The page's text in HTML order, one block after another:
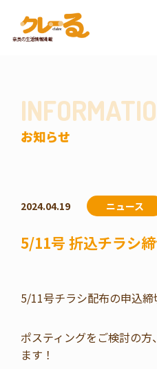
お知らせ
2024.04.19 ニュース
5/11号 折込チラシ
5/11号チラシ配布の申込締
ポスティングをご検討の
ます！